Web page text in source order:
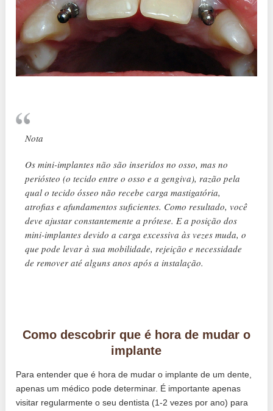
Nota
Os mini-implantes não são inseridos no osso, mas no
periósteo (o tecido entre o osso e a gengiva), razão pela
qual o tecido ósseo não recebe carga mastigatória,
atrofias e afundamentos suficientes. Como resultado, você
deve ajustar constantemente a prótese. E a posição dos
mini-implantes devido a carga excessiva às vezes muda, o
que pode levar à sua mobilidade, rejeição e necessidade
de remover até alguns anos após a instalação.
Como descobrir que é hora de mudar o
implante
Para entender que é hora de mudar o implante de um dente,
apenas um médico pode determinar. É importante apenas
visitar regularmente o seu dentista (1-2 vezes por ano) para